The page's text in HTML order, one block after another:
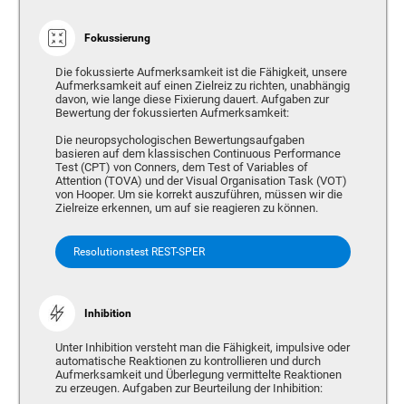
Fokussierung
Die fokussierte Aufmerksamkeit ist die Fähigkeit, unsere
Aufmerksamkeit auf einen Zielreiz zu richten, unabhängig
davon, wie lange diese Fixierung dauert. Aufgaben zur
Bewertung der fokussierten Aufmerksamkeit:
Die neuropsychologischen Bewertungsaufgaben
basieren auf dem klassischen Continuous Performance
Test (CPT) von Conners, dem Test of Variables of
Attention (TOVA) und der Visual Organisation Task (VOT)
von Hooper. Um sie korrekt auszuführen, müssen wir die
Zielreize erkennen, um auf sie reagieren zu können.
Resolutionstest REST-SPER
Inhibition
Unter Inhibition versteht man die Fähigkeit, impulsive oder
automatische Reaktionen zu kontrollieren und durch
Aufmerksamkeit und Überlegung vermittelte Reaktionen
zu erzeugen. Aufgaben zur Beurteilung der Inhibition: